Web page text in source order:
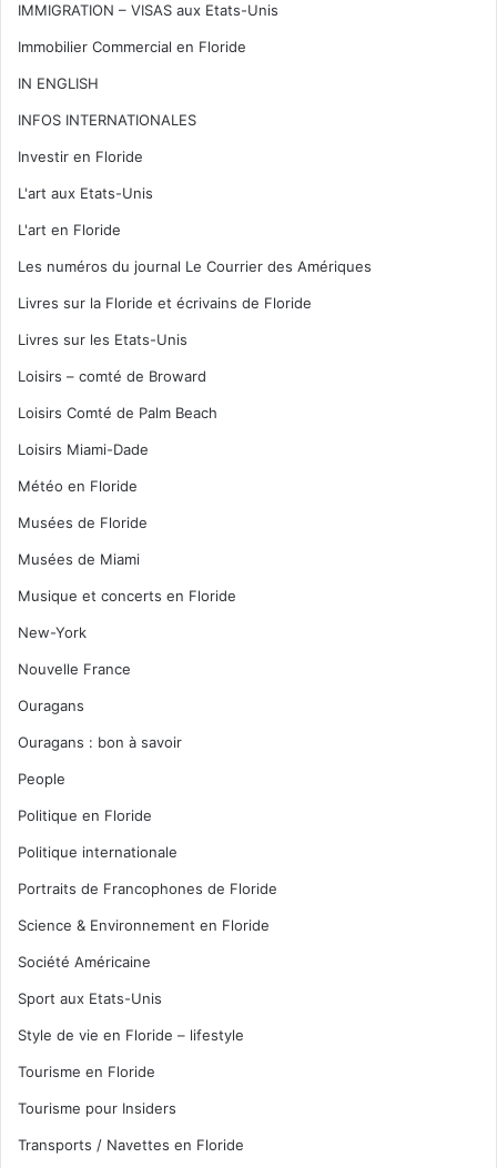
IMMIGRATION – VISAS aux Etats-Unis
Immobilier Commercial en Floride
IN ENGLISH
INFOS INTERNATIONALES
Investir en Floride
L'art aux Etats-Unis
L'art en Floride
Les numéros du journal Le Courrier des Amériques
Livres sur la Floride et écrivains de Floride
Livres sur les Etats-Unis
Loisirs – comté de Broward
Loisirs Comté de Palm Beach
Loisirs Miami-Dade
Météo en Floride
Musées de Floride
Musées de Miami
Musique et concerts en Floride
New-York
Nouvelle France
Ouragans
Ouragans : bon à savoir
People
Politique en Floride
Politique internationale
Portraits de Francophones de Floride
Science & Environnement en Floride
Société Américaine
Sport aux Etats-Unis
Style de vie en Floride – lifestyle
Tourisme en Floride
Tourisme pour Insiders
Transports / Navettes en Floride